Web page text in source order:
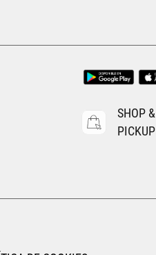
SHOP &
PICKUP